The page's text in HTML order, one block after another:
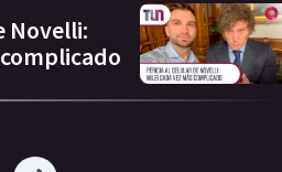
Novelli: